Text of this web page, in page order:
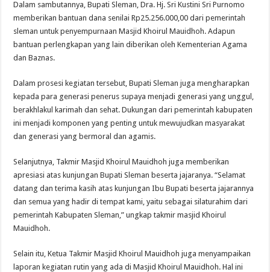
Dalam sambutannya, Bupati Sleman, Dra. Hj. Sri Kustini Sri Purnomo
memberikan bantuan dana senilai Rp25.256.000,00 dari pemerintah
sleman untuk penyempurnaan Masjid Khoirul Mauidhoh. Adapun
bantuan perlengkapan yang lain diberikan oleh Kementerian Agama
dan Baznas.
Dalam prosesi kegiatan tersebut, Bupati Sleman juga mengharapkan
kepada para generasi penerus supaya menjadi generasi yang unggul,
berakhlakul karimah dan sehat. Dukungan dari pemerintah kabupaten
ini menjadi komponen yang penting untuk mewujudkan masyarakat
dan generasi yang bermoral dan agamis.
Selanjutnya, Takmir Masjid Khoirul Mauidhoh juga memberikan
apresiasi atas kunjungan Bupati Sleman beserta jajaranya. “Selamat
datang dan terima kasih atas kunjungan Ibu Bupati beserta jajarannya
dan semua yang hadir di tempat kami, yaitu sebagai silaturahim dari
pemerintah Kabupaten Sleman,” ungkap takmir masjid Khoirul
Mauidhoh.
Selain itu, Ketua Takmir Masjid Khoirul Mauidhoh juga menyampaikan
laporan kegiatan rutin yang ada di Masjid Khoirul Mauidhoh. Hal ini